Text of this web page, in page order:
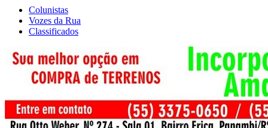
Colunistas
Vozes da Rua
Classificados